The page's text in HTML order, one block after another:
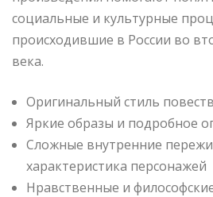
социальные и культурные
происходившие в России во
века.
Оригинальный стиль
Яркие образы и подробное
Сложные внутренние
характеристика персонажей
Нравственные и